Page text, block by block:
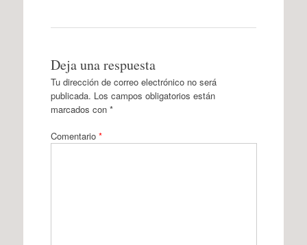
Deja una respuesta
Tu dirección de correo electrónico no será
publicada. Los campos obligatorios están
marcados con *
Comentario *